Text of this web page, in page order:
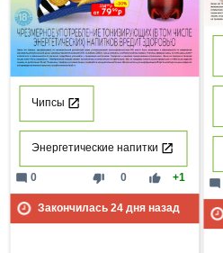
mode_comment
Чипсы
Энергетические напитки
thumb_down 0 thumb_up +1
mode_comment 0
Закончилась 24дня назад